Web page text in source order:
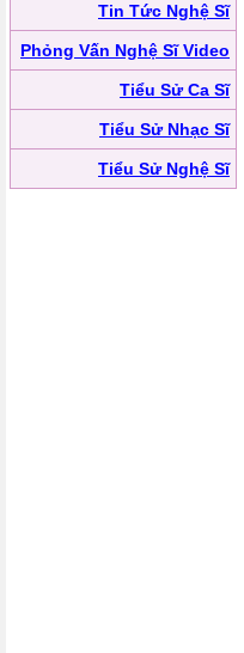
Tin Tức Nghệ Sĩ
Phỏng Vấn Nghệ Sĩ Video
Tiểu Sử Ca Sĩ
Tiểu Sử Nhạc Sĩ
Tiểu Sử Nghệ Sĩ